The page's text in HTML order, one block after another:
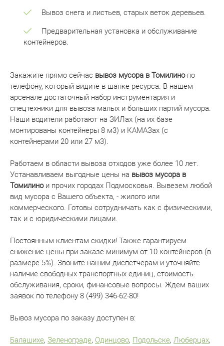
Вывоз снега и листьев, старых веток деревьев.
Предварительная установка и обслуживание
контейнеров.
Закажите прямо сейчас вывоз мусора в Томилинопо
телефону, который видите в шапке ресурса. В нашем
арсенале достаточный набор инструментария и
спецтехники для вывоза малых и больших партий мусора.
Наши водители работают на ЗИЛах (на их базе
монтированы контейнеры 8 м3) и КАМАЗах (с
контейнерами 20 или 27 м3).
Работаем в области вывоза отходов уже более 10 лет.
Устанавливаем выгодные цены на вывоз мусора в
Томилинои прочих городах Подмосковья. Вывезем любой
вид мусора с Вашего объекта, - жилого или
коммерческого. Готовы сотрудничать как с физическими,
так и с юридическими лицами.
Постоянным клиентам скидки! Также гарантируем
снижение цены при заказе минимум от 10 контейнеров (в
размере 5%). Звоните нашим диспетчерам и уточняйте
наличие свободных транспортных единиц, стоимость
обслуживания, сроки, финансовые вопросы. Ждем ваших
заявок по телефону 8 (499) 346-62-80!
Вывоз мусора по заказу доступен в:
Балашихе, Зеленограде, Одинцово, Подольске, Люберцах,